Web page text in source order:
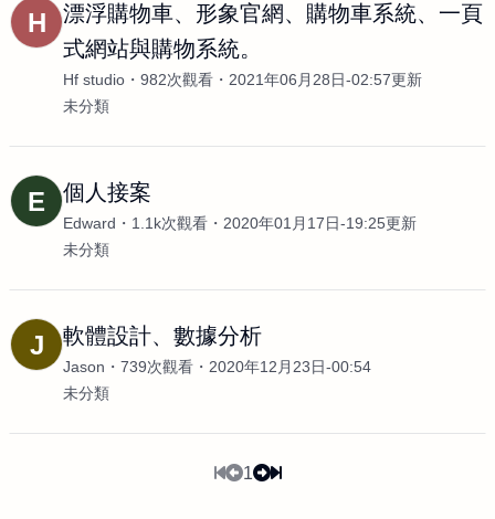
H
漂浮購物車、形象官網、購物車系統、一頁
式網站與購物系統。
Hf studio 982次觀看
2021年06月28日-02:57更新
未分類
E 個人接案
Edward 1.1k次觀看
2020年01月17日-19:25更新
未分類
J 軟體設計、數據分析
Jason 739次觀看
2020年12月23日-00:54
未分類
1